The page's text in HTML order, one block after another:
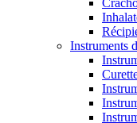
Instruments